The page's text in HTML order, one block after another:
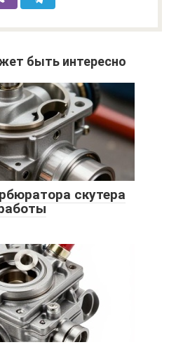
быть интересно
скутера